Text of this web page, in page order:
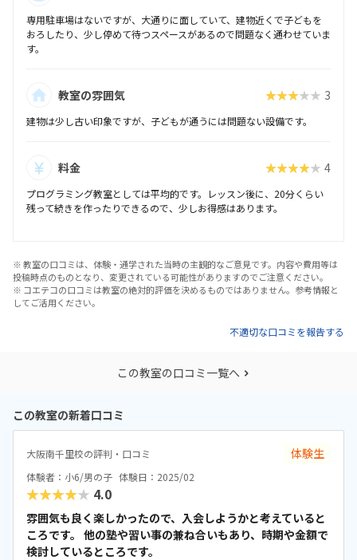
専用駐車場はないですが、大通りに面していて、建物近くで子どもを
おろしたり、少し停めて待つスペースがあるので問題なく通わせていま
す。
教室の雰囲気 ★★★★★ 3
建物は少し古い印象ですが、子どもが通うには問題ない設備です。
料金 ★★★★★ 4
プログラミング教室としては平均的です。レッスン後に、20分くらい
残って続きを作ったりできるので、少しお得感はあります。
※ 教室の口コミは、体験・通学された当時の主観的なご意見です。内容や費用等は
投稿時点のものとなり、変更されている可能性がありますのでご注意ください。
※ コエテコの口コミは教室の絶対的評価を決めるものではありません。参考情報と
してご活用ください。
不適切な口コミを報告する
この教室の口コミ一覧へ
この教室の新着口コミ
大阪南千里校の評判・口コミ 体験生
体験者：小6/男の子 体験日：2025/02
★★★★★ 4.0
雰囲気も良く楽しかったので、入会しようかと考えていると
ころです。 他の塾や習い事の兼ね合いもあり、時期や金額で
検討しているところです。